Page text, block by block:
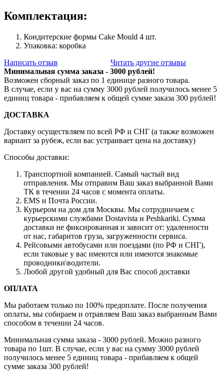
Комплектация:
Кондитерские формы Cake Mould 4 шт.
Упаковка: коробка
Написать отзыв
Читать другие отзывы
Минимальная сумма заказа - 3000 рублей!
Возможен сборный заказ по 1 единице разного товара.
В случае, если у вас на сумму 3000 рублей получилось менее 5
единиц товара - прибавляем к общей сумме заказа 300 рублей!
ДОСТАВКА
Доставку осуществляем по всей РФ и СНГ (а также возможен
вариант за рубеж, если вас устраивает цена на доставку)
Способы доставки:
Транспортной компанией. Самый частый вид
отправления. Мы отправим Ваш заказ выбранной Вами
ТК в течении 24 часов с момента оплаты.
EMS и Почта России.
Курьером на дом для Москвы. Мы сотрудничаем с
курьерскими службами Dostavista и Peshkariki. Сумма
доставки не фиксированная и зависит от: удаленности
от нас, габаритов груза, загруженности сервиса.
Рейсовыми автобусами или поездами (по РФ и СНГ),
если таковые у вас имеются или имеются знакомые
проводники\водители.
Любой другой удобный для Вас способ доставки
ОПЛАТА
Мы работаем только по 100% предоплате. После получения
оплаты, мы собираем и отравляем Ваш заказ выбранным Вами
способом в течении 24 часов.
Минимальная сумма заказа - 3000 рублей. Можно разного
товара по 1шт. В случае, если у вас на сумму 3000 рублей
получилось менее 5 единиц товара - прибавляем к общей
сумме заказа 300 рублей!